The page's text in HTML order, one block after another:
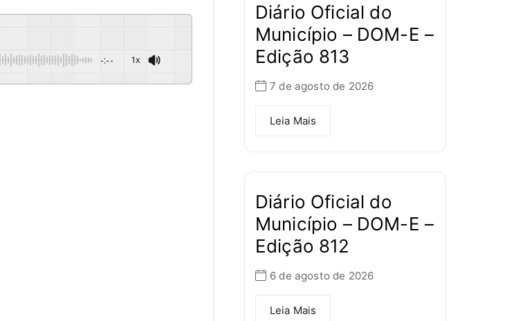
-:-- 1x
Diário Oficial do
Município – DOM-E –
Edição 813
7 de agosto de 2026
Leia Mais
Diário Oficial do
Município – DOM-E –
Edição 812
6 de agosto de 2026
Leia Mais